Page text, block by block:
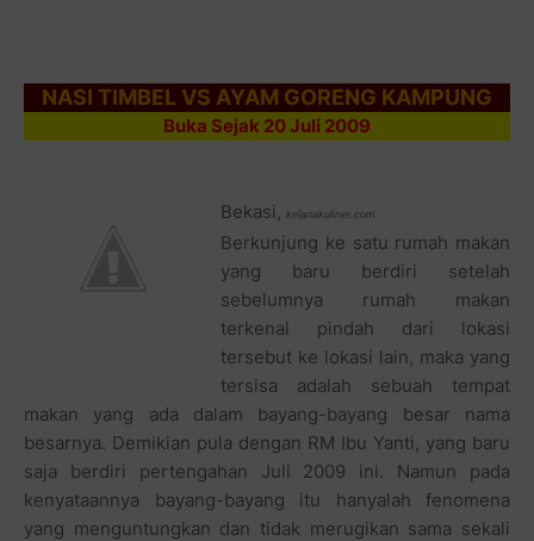
NASI TIMBEL VS AYAM GORENG KAMPUNG
Buka Sejak 20 Juli 2009
Bekasi, kelanakuliner.com
Berkunjung ke satu rumah makan
yang baru berdiri setelah
sebelumnya rumah makan
terkenal pindah dari lokasi
tersebut ke lokasi lain, maka yang
tersisa adalah sebuah tempat
makan yang ada dalam bayang-bayang besar nama
besarnya. Demikian pula dengan RM Ibu Yanti, yang baru
saja berdiri pertengahan Juli 2009 ini. Namun pada
kenyataannya bayang-bayang itu hanyalah fenomena
yang menguntungkan dan tidak merugikan sama sekali